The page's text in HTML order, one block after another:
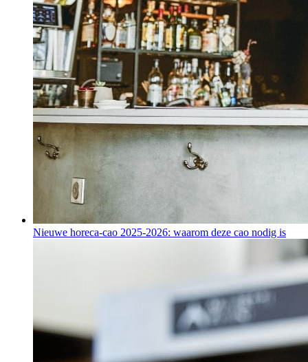
Nieuwe horeca-cao 2025-2026: waarom deze cao nodig is